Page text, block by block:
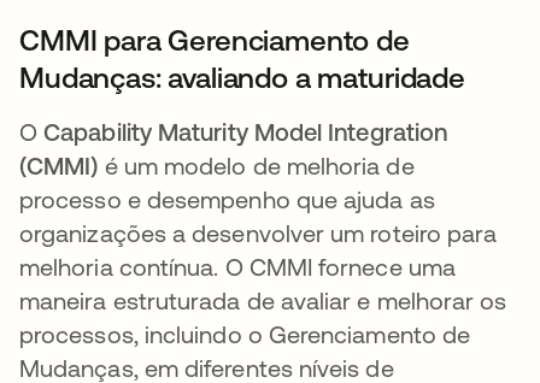
CMMI para Gerenciamento de
Mudanças: avaliando a maturidade
OCapability Maturity Model Integration
(CMMI) é um modelo de melhoria de
processo e desempenho que ajuda as
organizações a desenvolver um roteiro para
melhoria contínua. O CMMI fornece uma
maneira estruturada de avaliar e melhorar os
processos, incluindo o Gerenciamento de
Mudanças, em diferentes níveis de